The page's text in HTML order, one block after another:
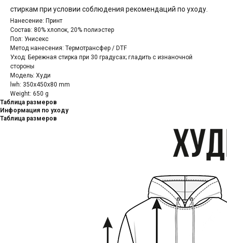
стиркам при условии соблюдения рекомендаций по уходу.
Нанесение: Принт
Состав: 80% хлопок, 20% полиэстер
Пол: Унисекс
Метод нанесения: Термотрансфер / DTF
Уход: Бережная стирка при 30 градусах; гладить с изнаночной
стороны
Модель: Худи
lwh: 350x450x80 mm
Weight: 650 g
Таблица размеров
Информация по уходу
Таблица размеров